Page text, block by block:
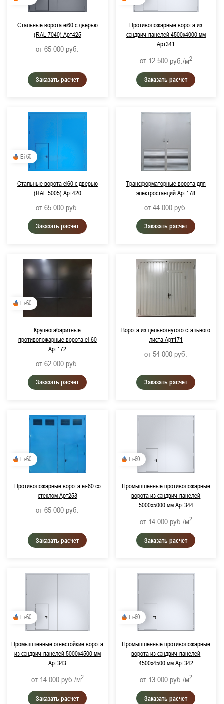
Стальные ворота ei60 с дверью
(RAL 7040) Арт425
от 65 000 руб.
Заказать расчет
Противопожарные ворота из
сэндвич-панелей 4500х4000 мм
Арт341
от 12 500 руб./м2
Заказать расчет
Ei-60
Стальные ворота ei60 с дверью
(RAL 5005) Арт420
от 65 000 руб.
Заказать расчет
Трансформаторные ворота для
электростанций Арт178
от 44 000 руб.
Заказать расчет
Ei-60
Крупногабаритные
противопожарные ворота ei-60
Арт172
от 62 000 руб.
Заказать расчет
Ворота из цельногнутого стального
листа Арт171
от 54 000 руб.
Заказать расчет
Ei-60
Противопожарные ворота ei-60 со
стеклом Арт253
от 65 000 руб.
Заказать расчет
Ei-60
Промышленные противопожарные
ворота из сэндвич-панелей
5000х5000 мм Арт344
от 14 000 руб./м2
Заказать расчет
Ei-60
Промышленные огнестойкие ворота
из сэндвич-панелей 5000х4500 мм
Арт343
от 14 000 руб./м2
Заказать расчет
Ei-60
Промышленные противопожарные
ворота из сэндвич-панелей
4500х4500 мм Арт342
от 13 000 руб./м2
Заказать расчет